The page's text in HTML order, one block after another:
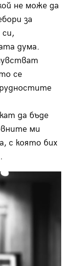
не може да
за
дума.
се
да бъде
ми
с която бих